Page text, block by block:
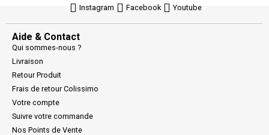
Instagram Facebook Youtube
Aide & Contact
Qui sommes-nous ?
Livraison
Retour Produit
Frais de retour Colissimo
Votre compte
Suivre votre commande
Nos Points de Vente